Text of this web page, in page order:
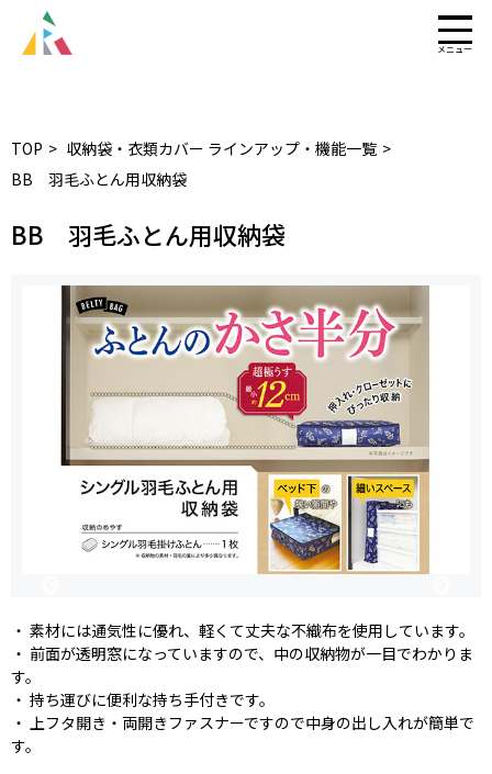
TOP
収納袋・衣類カバー ラインアップ・機能一覧
BB 羽毛ふとん用収納袋
BB 羽毛ふとん用収納袋
・ 素材には通気性に優れ、軽くて丈夫な不織布を使用しています。
・ 前面が透明窓になっていますので、中の収納物が一目でわかりま
す。
・ 持ち運びに便利な持ち手付きです。
・ 上フタ開き・両開きファスナーですので中身の出し入れが簡単で
す。